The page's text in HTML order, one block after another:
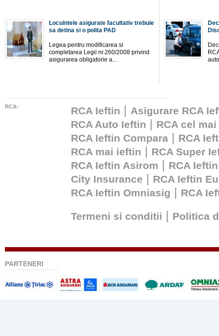
Locuintele asigurate facultativ trebuie
sa detina si o polita PAD
Legea pentru modificarea si
completarea Legii nr.260/2008 privind
asigurarea obligatorie a...
RCA: RCA Ieftin
Asigurare RCA
RCA Auto Ieftin
RCA cel
RCA Ieftin Compara
RCA
RCA mai ieftin
RCA Super
RCA Ieftin Asirom
RCA
City Insurance
RCA Ieftin
RCA Ieftin Omniasig
RCA
Termeni si conditii Politica
PARTENERI